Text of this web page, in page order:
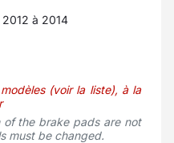
à 2014
(voir la liste), à la
of the brake pads are not
must be changed.